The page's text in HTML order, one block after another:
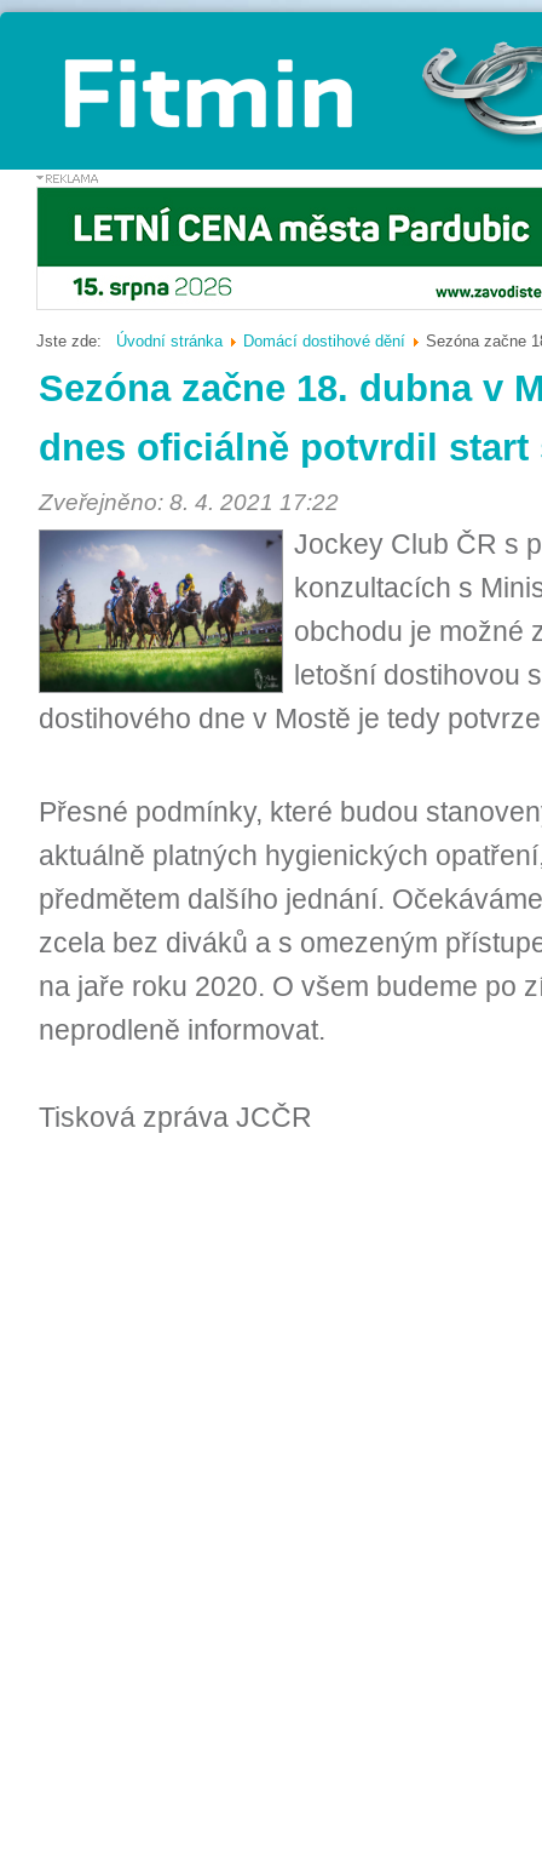
Jste zde: Úvodní stránka Domácí dostihové dění Sezóna začne
Sezóna začne 18. dubna v
dnes oficiálně potvrdil start
Zveřejněno: 8. 4. 2021 17:22
Jockey Club ČR s
konzultacích s
obchodu je možné
letošní dostihovou
dostihového dne v Mostě je tedy
Přesné podmínky, které budou
aktuálně platných hygienických
předmětem dalšího jednání.
zcela bez diváků a s omezeným
na jaře roku 2020. O všem budeme po
neprodleně informovat.
Tisková zpráva JCČR